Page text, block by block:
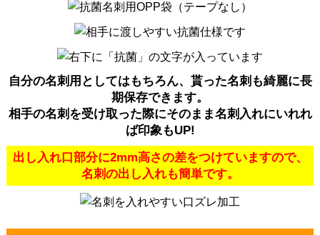
自分の名刺用としてはもちろん、貰った名刺も綺麗に長
期保存できます。
相手の名刺を受け取った際にそのまま名刺入れにいれれ
ば印象もUP!
出し入れ口部分に2mm高さの差をつけていますので、
名刺の出し入れも簡単です。